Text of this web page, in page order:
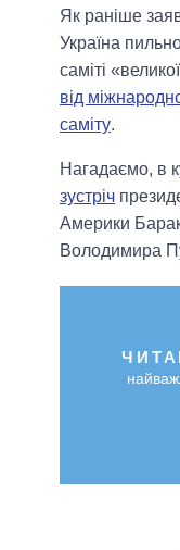
Як раніше
Україна
саміті
від
саміту.
Нагадаємо, в
зустріч
Америки
Володимира